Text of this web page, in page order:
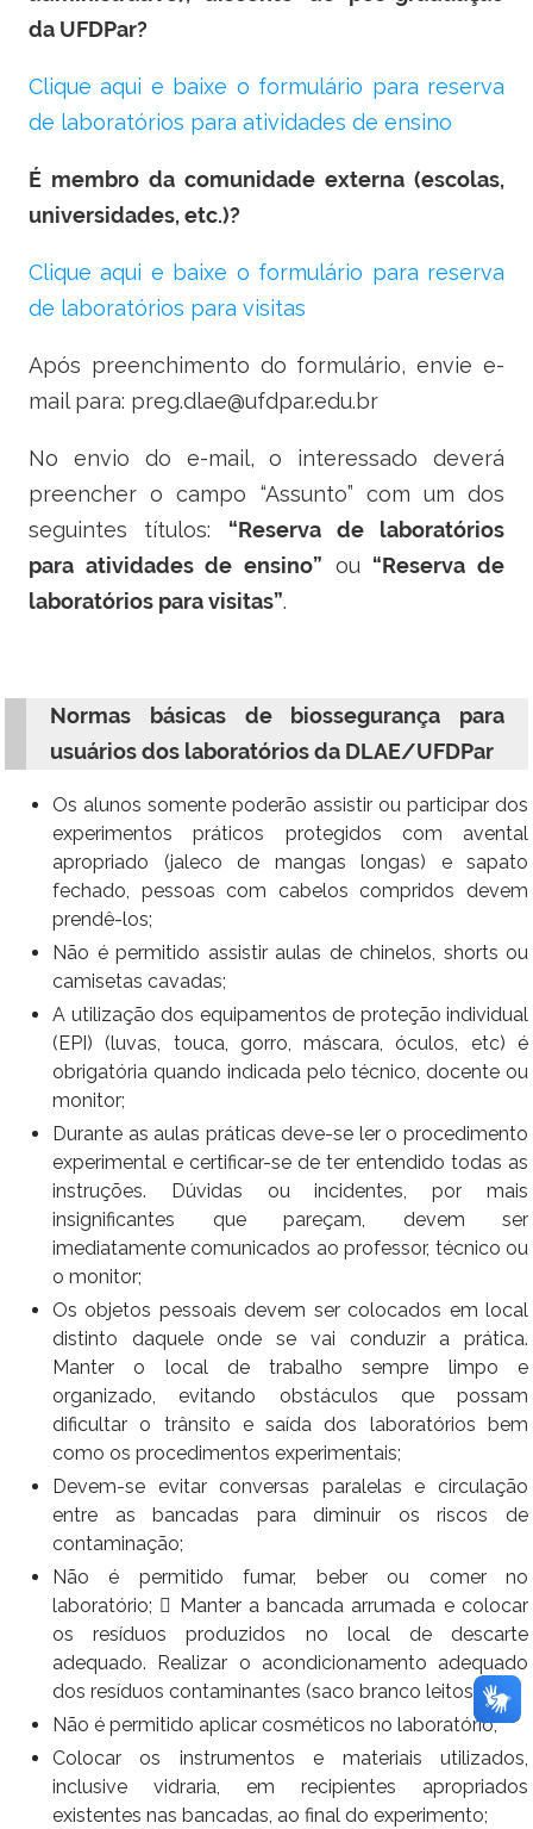
da UFDPar?
Clique aqui e baixe o formulário para reserva
de laboratórios para atividades de ensino
É membro da comunidade externa (escolas,
universidades, etc.)?
Clique aqui e baixe o formulário para reserva
de laboratórios para visitas
Após preenchimento do formulário, envie e-
mail para: preg.dlae@ufdpar.edu.br
No envio do e-mail, o interessado deverá
preencher o campo “Assunto” com um dos
seguintes títulos: “Reserva de laboratórios
para atividades de ensino” ou “Reserva de
laboratórios para visitas”.
Normas básicas de biossegurança para
usuários dos laboratórios da DLAE/UFDPar
Os alunos somente poderão assistir ou participar dos
experimentos práticos protegidos com avental
apropriado (jaleco de mangas longas) e sapato
fechado, pessoas com cabelos compridos devem
prendê-los;
Não é permitido assistir aulas de chinelos, shorts ou
camisetas cavadas;
A utilização dos equipamentos de proteção individual
(EPI) (luvas, touca, gorro, máscara, óculos, etc) é
obrigatória quando indicada pelo técnico, docente ou
monitor;
Durante as aulas práticas deve-se ler o procedimento
experimental e certificar-se de ter entendido todas as
instruções. Dúvidas ou incidentes, por mais
insignificantes que pareçam, devem ser
imediatamente comunicados ao professor, técnico ou
o monitor;
Os objetos pessoais devem ser colocados em local
distinto daquele onde se vai conduzir a prática.
Manter o local de trabalho sempre limpo e
organizado, evitando obstáculos que possam
dificultar o trânsito e saída dos laboratórios bem
como os procedimentos experimentais;
Devem-se evitar conversas paralelas e circulação
entre as bancadas para diminuir os riscos de
contaminação;
Não é permitido fumar, beber ou comer no
laboratório;  Manter a bancada arrumada e colocar
os resíduos produzidos no local de descarte
adequado. Realizar o acondicionamento adequado
dos resíduos contaminantes (saco branco leitoso);
Não é permitido aplicar cosméticos no laboratório;
Colocar os instrumentos e materiais utilizados,
inclusive vidraria, em recipientes apropriados
existentes nas bancadas, ao final do experimento;